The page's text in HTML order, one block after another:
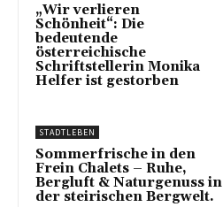
„Wir verlieren
Schönheit“: Die
bedeutende
österreichische
Schriftstellerin Monika
Helfer ist gestorben
STADTLEBEN
Sommerfrische in den
Frein Chalets – Ruhe,
Bergluft & Naturgenuss in
der steirischen Bergwelt.